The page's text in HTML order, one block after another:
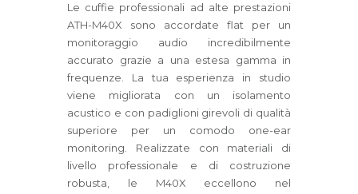
Le cuffie professionali ad alte prestazioni
ATH-M40X sono accordate flat per un
monitoraggio audio incredibilmente
accurato grazie a una estesa gamma in
frequenze. La tua esperienza in studio
viene migliorata con un isolamento
acustico e con padiglioni girevoli di qualità
superiore per un comodo one-ear
monitoring. Realizzate con materiali di
livello professionale e di costruzione
robusta, le M40X eccellono nel